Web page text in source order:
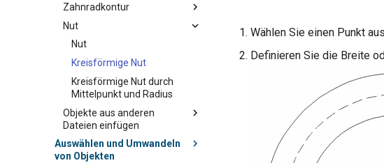
Zahnradkontur
Nut
Nut
Kreisförmige Nut
Kreisförmige Nut durch
Mittelpunkt und Radius
Objekte aus anderen
Dateien einfügen
Auswählen und Umwandeln
von Objekten
Wählen Sie einen Punkt
Definieren Sie die Breite